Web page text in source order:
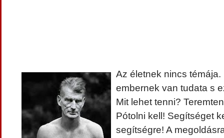
Az életnek nincs
embernek van tudata s
Mit lehet tenni?
Pótolni kell! Segítséget
segítségre! A